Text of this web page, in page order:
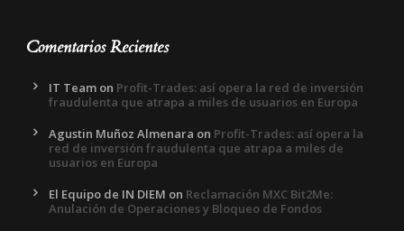
Comentarios Recientes
IT Team on Profit-Trades: así opera la red de inversión
fraudulenta que atrapa a miles de usuarios en Europa
Agustin Muñoz Almenara on Profit-Trades: así opera la
red de inversión fraudulenta que atrapa a miles de
usuarios en Europa
El Equipo de IN DIEM on Reclamación MXC Bit2Me:
Anulación de Operaciones y Bloqueo de Fondos